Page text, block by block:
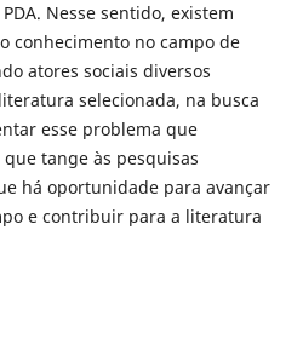
Nesse sentido, existem
conhecimento no campo de
atores sociais diversos
selecionada, na busca
esse problema que
tange às pesquisas
há oportunidade para avançar
e contribuir para a literatura